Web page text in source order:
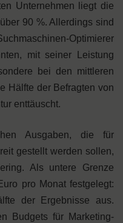
Unternehmen liegt die
90 %. Allerdings sind
Optimierer
mit seiner Leistung
bei den mittleren
Hälfte der Befragten von
enttäuscht.
Ausgaben, die für
gestellt werden sollen,
Als untere Grenze
pro Monat festgelegt:
der Ergebnisse aus.
Budgets für Marketing-